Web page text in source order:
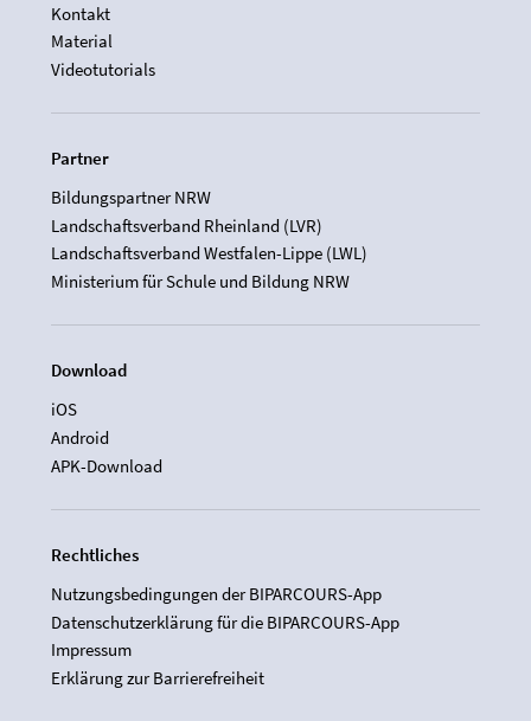
Kontakt
Material
Videotutorials
Partner
Bildungspartner NRW
Landschaftsverband Rheinland (LVR)
Landschaftsverband Westfalen-Lippe (LWL)
Ministerium für Schule und Bildung NRW
Download
iOS
Android
APK-Download
Rechtliches
Nutzungsbedingungen der BIPARCOURS-App
Datenschutzerklärung für die BIPARCOURS-App
Impressum
Erklärung zur Barrierefreiheit